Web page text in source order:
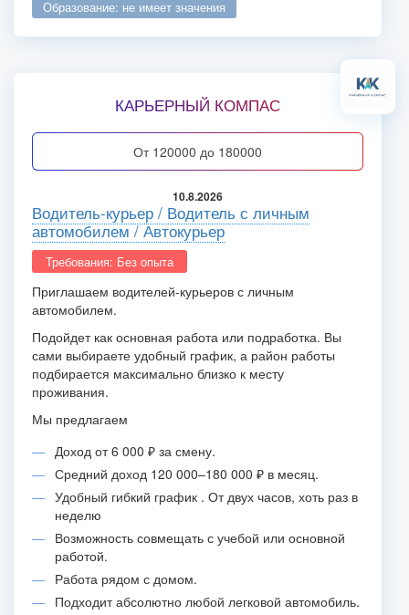
образование: не имеет значения
КАРЬЕРНЫЙ КОМПАС
от 120000 до 180000
10.8.2026
Водитель-курьер / Водитель с личным
автомобилем / Автокурьер
Требования: Без опыта
Приглашаем водителей-курьеров с личным
автомобилем.
Подойдет как основная работа или подработка. Вы
сами выбираете удобный график, а район работы
подбирается максимально близко к месту
проживания.
Мы предлагаем
Доход от 6 000 ₽ за смену.
Средний доход 120 000–180 000 ₽ в месяц.
Удобный гибкий график . От двух часов, хоть раз в
неделю
Возможность совмещать с учебой или основной
работой.
Работа рядом с домом.
Подходит абсолютно любой легковой автомобиль.